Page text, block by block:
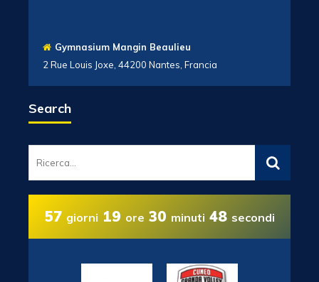
Gymnasium Mangin Beaulieu
2 Rue Louis Joxe, 44200 Nantes, Francia
Search
57 giorni 19 ore 30 minuti 48 secondi